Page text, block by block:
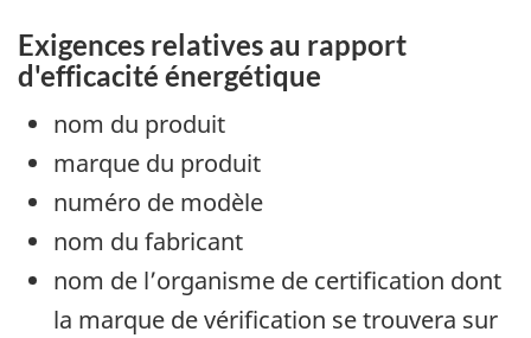
Exigences relatives au rapport
d'efficacité énergétique
nom du produit
marque du produit
numéro de modèle
nom du fabricant
nom de l’organisme de certification dont
la marque de vérification se trouvera sur